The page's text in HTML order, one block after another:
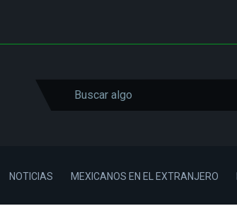
NOTICIAS MEXICANOS EN EL EXTRANJERO